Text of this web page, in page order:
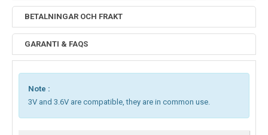
BETALNINGAR OCH FRAKT
GARANTI & FAQS
Note :
3V and 3.6V are compatible, they are in common use.